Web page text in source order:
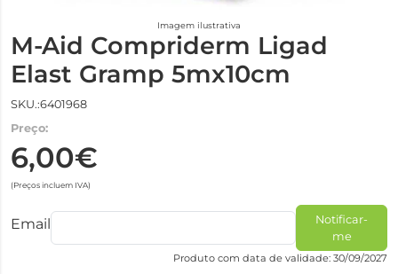
Imagem ilustrativa
M-Aid Compriderm Ligad
Elast Gramp 5mx10cm
SKU.:6401968
Preço:
6,00€
(Preços incluem IVA)
Email
Notificar-
me
Produto com data de validade: 30/09/2027